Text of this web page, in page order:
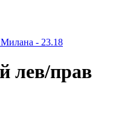
- 23.18
лев/прав